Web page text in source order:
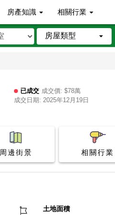
房產知識 相關行業
房屋類型
已成交 成交價: $78萬
成交日期: 2025年12月19日
周邊街景 相關行業
土地面積